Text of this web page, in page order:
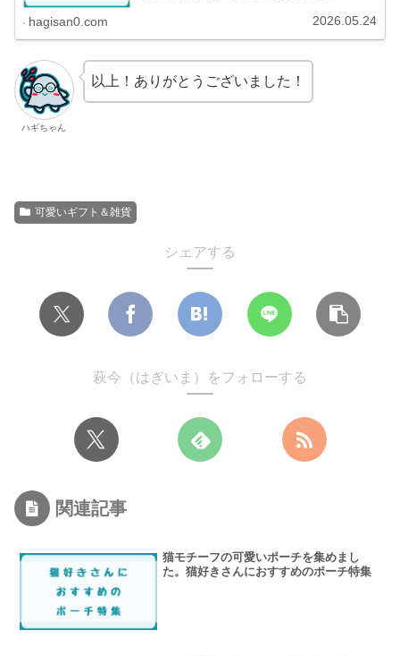
hagisan0.com 2026.05.24
ハギちゃん
以上！ありがとうございました！
可愛いギフト＆雑貨
シェアする
萩今（はぎいま）をフォローする
関連記事
猫モチーフの可愛いポーチを集めまし
た。猫好きさんにおすすめのポーチ特集